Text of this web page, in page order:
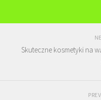
Skuteczne kosmetyki na